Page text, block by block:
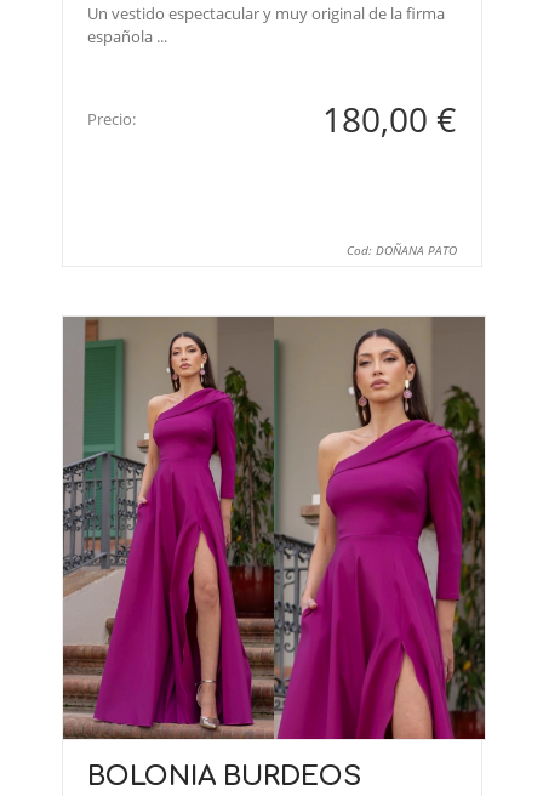
Un vestido espectacular y muy original de la firma
española ...
Precio: 180,00 €
Cod: DOÑANA PATO
BOLONIA BURDEOS